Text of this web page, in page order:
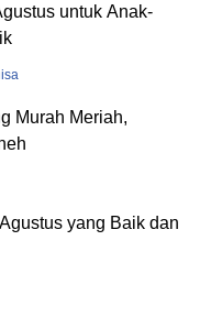
untuk Anak-
Murah Meriah,
yang Baik dan